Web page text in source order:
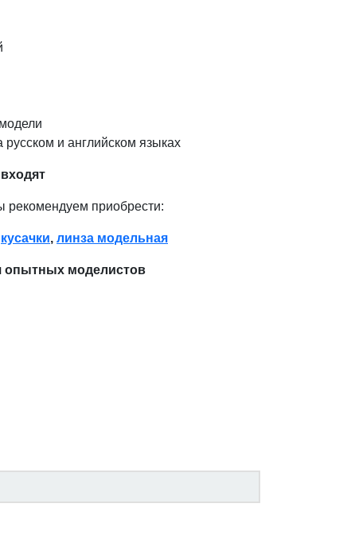
русском и английском языках
рекомендуем приобрести:
кусачки, линза модельная
опытных моделистов